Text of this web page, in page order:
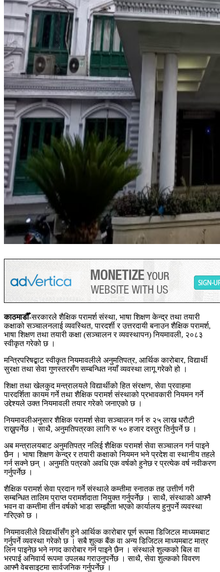
काठमाडौँ-सरकारले शैक्षिक परामर्श संस्था, भाषा शिक्षण केन्द्र तथा तयारी
कक्षाको सञ्चालनलाई व्यवस्थित, पारदर्शी र उत्तरदायी बनाउन शैक्षिक परामर्श,
भाषा शिक्षण तथा तयारी कक्षा (सञ्चालन र व्यवस्थापन) नियमावली, २०८३
स्वीकृत गरेको छ ।
मन्त्रिपरिषद्बाट स्वीकृत नियमावलीले अनुमतिपत्र, आर्थिक कारोबार, विद्यार्थी
सुरक्षा तथा सेवा गुणस्तरसँग सम्बन्धित नयाँ व्यवस्था लागू गरेको हो ।
शिक्षा तथा खेलकुद मन्त्रालयले विद्यार्थीको हित संरक्षण, सेवा प्रवाहमा
पारदर्शिता कायम गर्ने तथा शैक्षिक परामर्श संस्थाको प्रभावकारी नियमन गर्ने
उद्देश्यले उक्त नियमावली तयार गरेको जनाएको छ ।
नियमावलीअनुसार शैक्षिक परामर्श सेवा सञ्चालन गर्न रु २५ लाख धरौटी
राख्नुपर्नेछ । साथै, अनुमतिपत्रका लागि रु ५० हजार दस्तुर तिर्नुपर्ने छ ।
अब मन्त्रालयबाट अनुमतिपत्र नलिई शैक्षिक परामर्श सेवा सञ्चालन गर्न पाइने
छैन । भाषा शिक्षण केन्द्र र तयारी कक्षाको नियमन भने प्रदेश वा स्थानीय तहले
गर्न सक्ने छन् । अनुमति पत्रको अवधि एक वर्षको हुनेछ र प्रत्येक वर्ष नवीकरण
गर्नुपर्नेछ ।
शैक्षिक परामर्श सेवा प्रदान गर्ने संस्थाले कम्तीमा स्नातक तह उत्तीर्ण गरी
सम्बन्धित तालिम प्राप्त परामर्शदाता नियुक्त गर्नुपर्नेछ । साथै, संस्थाको आफ्नै
भवन वा कम्तीमा तीन वर्षको भाडा सम्झौता भएको कार्यालय हुनुपर्ने व्यवस्था
गरिएको छ ।
नियमावलीले विद्यार्थीसँग हुने आर्थिक कारोबार पूर्ण रूपमा डिजिटल माध्यमबाट
गर्नुपर्ने व्यवस्था गरेको छ । सबै शुल्क बैंक वा अन्य डिजिटल माध्यमबाट मात्र
लिन पाइनेछ भने नगद कारोबार गर्न पाइने छैन । संस्थाले शुल्कको बिल वा
भरपाई अनिवार्य रूपमा उपलब्ध गराउनुपर्नेछ । साथै, सेवा शुल्कको विवरण
आफ्नै वेबसाइटमा सार्वजनिक गर्नुपर्नेछ ।